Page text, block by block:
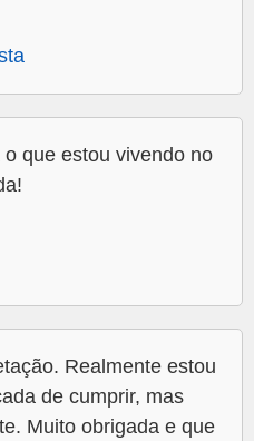
que estou vivendo no
Realmente estou
de cumprir, mas
Muito obrigada e que